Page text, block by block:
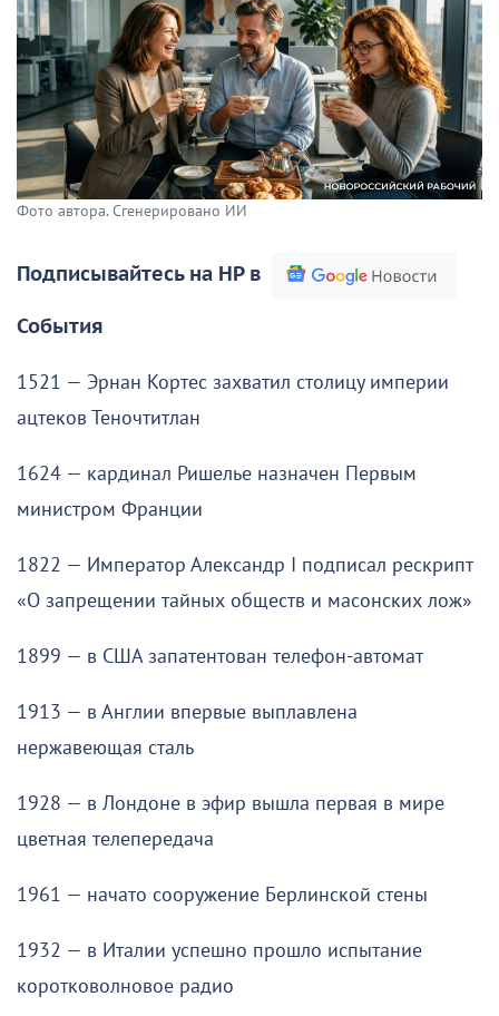
Фото автора. Сгенерировано ИИ
Подписывайтесь на НР в
События
1521 — Эрнан Кортес захватил столицу империи
ацтеков Теночтитлан
1624 — кардинал Ришелье назначен Первым
министром Франции
1822 — Император Александр I подписал рескрипт
«О запрещении тайных обществ и масонских лож»
1899 — в США запатентован телефон-автомат
1913 — в Англии впервые выплавлена
нержавеющая сталь
1928 — в Лондоне в эфир вышла первая в мире
цветная телепередача
1961 — начато сооружение Берлинской стены
1932 — в Италии успешно прошло испытание
коротковолновое радио